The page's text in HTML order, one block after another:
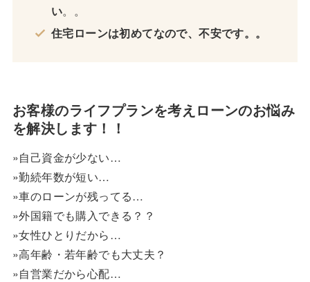
い。。
住宅ローンは初めてなので、不安です。。
お客様のライフプランを考えローンのお悩み
を解決します！！
»自己資金が少ない…
»勤続年数が短い…
»車のローンが残ってる…
»外国籍でも購入できる？？
»女性ひとりだから…
»高年齢・若年齢でも大丈夫？
»自営業だから心配…